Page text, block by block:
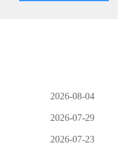
2026-08-04
2026-07-29
2026-07-23